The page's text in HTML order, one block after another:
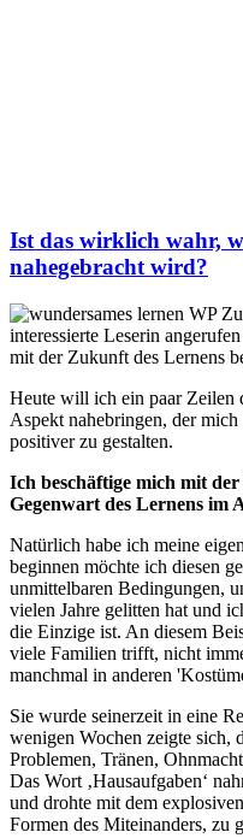
Ist das wirklich wahr,
nahegebracht wird?
interessierte Leserin
mit der Zukunft des Lernens
Heute will ich ein paar Zeilen
Aspekt nahebringen, der
positiver zu gestalten.
Ich beschäftige mich mit
Gegenwart des Lernens im
Natürlich habe ich meine
beginnen möchte ich diesen
unmittelbaren Bedingungen,
vielen Jahre gelitten hat und
die Einzige ist. An diesem
viele Familien trifft, nicht
manchmal in anderen
Sie wurde seinerzeit in eine
wenigen Wochen zeigte sich,
Problemen, Tränen,
Das Wort ‚Hausaufgaben‘
und drohte mit dem
Formen des Miteinanders, zu